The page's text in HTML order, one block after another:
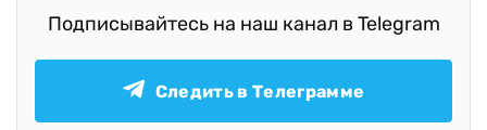
Подписывайтесь на наш канал в Telegram
Следить в Телеграмме